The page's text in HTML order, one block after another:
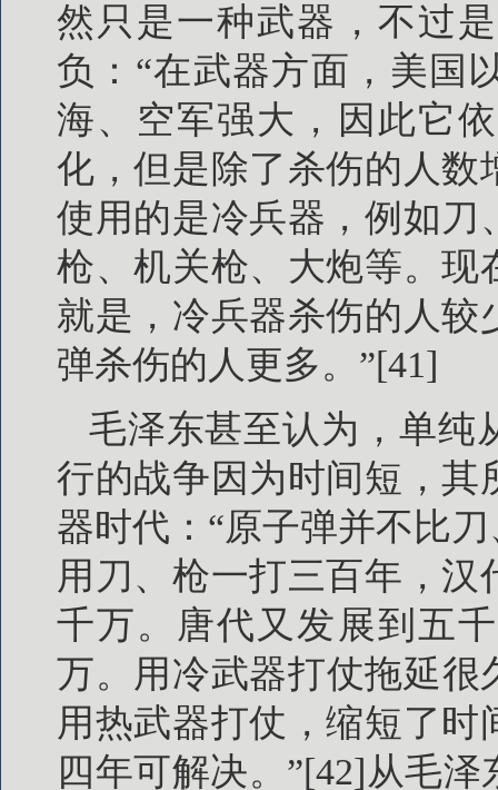
然只是一种武器，不过
负：“在武器方面，美国
海、空军强大，因此它
化，但是除了杀伤的人数
使用的是冷兵器，例如刀
枪、机关枪、大炮等。现
就是，冷兵器杀伤的人
弹杀伤的人更多。”[41]
毛泽东甚至认为，单纯
行的战争因为时间短，其
器时代：“原子弹并不比
用刀、枪一打三百年，
千万。唐代又发展到五
万。用冷武器打仗拖延
用热武器打仗，缩短了
四年可解决。”[42]从毛